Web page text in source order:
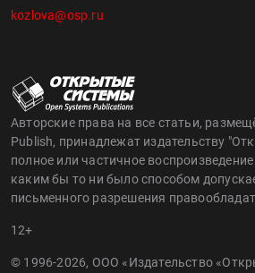
kozlova@osp.ru
Авторские права на все статьи,
Publish, принадлежат издательству
полное или частичное
каким бы то ни было способом
письменного разрешения
12+
© 1996-2026, ООО «Издательство